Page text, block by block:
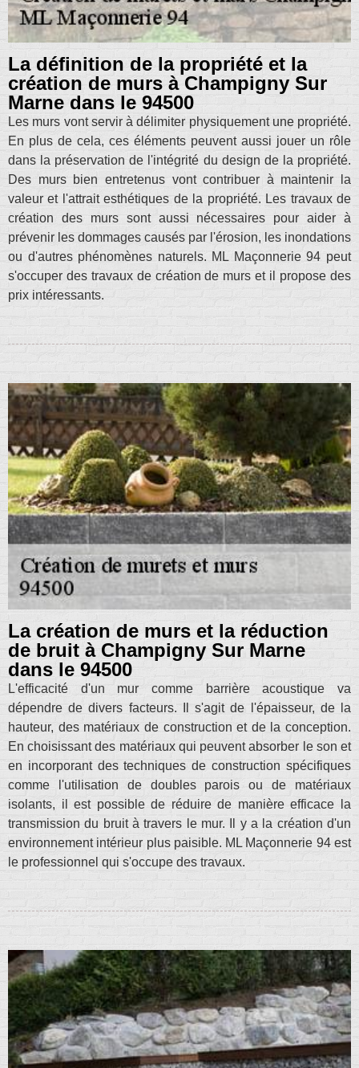
La définition de la propriété et la
création de murs à Champigny Sur
Marne dans le 94500
Les murs vont servir à délimiter physiquement une propriété.
En plus de cela, ces éléments peuvent aussi jouer un rôle
dans la préservation de l'intégrité du design de la propriété.
Des murs bien entretenus vont contribuer à maintenir la
valeur et l'attrait esthétiques de la propriété. Les travaux de
création des murs sont aussi nécessaires pour aider à
prévenir les dommages causés par l'érosion, les inondations
ou d'autres phénomènes naturels. ML Maçonnerie 94 peut
s'occuper des travaux de création de murs et il propose des
prix intéressants.
La création de murs et la réduction
de bruit à Champigny Sur Marne
dans le 94500
L'efficacité d'un mur comme barrière acoustique va
dépendre de divers facteurs. Il s'agit de l'épaisseur, de la
hauteur, des matériaux de construction et de la conception.
En choisissant des matériaux qui peuvent absorber le son et
en incorporant des techniques de construction spécifiques
comme l'utilisation de doubles parois ou de matériaux
isolants, il est possible de réduire de manière efficace la
transmission du bruit à travers le mur. Il y a la création d'un
environnement intérieur plus paisible. ML Maçonnerie 94 est
le professionnel qui s'occupe des travaux.